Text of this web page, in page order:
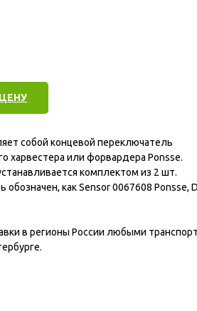
собой концевой переключатель
харвестера или форвардера Ponsse.
комплектом из 2 шт.
как Sensor 0067608 Ponsse,
в регионы России любыми